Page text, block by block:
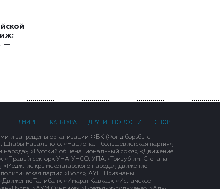
—
В МИРЕ КУЛЬТУРА ДРУГИЕ НОВОСТИ СПОРТ
и запрещены организации ФБК (Фонд борьбы с
Штабы Навального, «Национал-большевистская партия»,
народа», «Русский общенациональный союз», «Движение
«Правый сектор», УНА-УНСО, УПА, «Тризуб им. Степана
крымскотатарского народа», движение
политическая партия «Воля», АУЕ. Признаны
Талибан», «Имарат Кавказ», «Исламское